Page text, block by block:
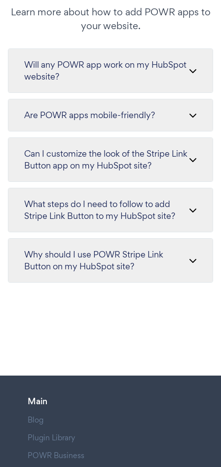
Learn more about how to add POWR apps to
your website.
Will any POWR app work on my HubSpot
website?
Are POWR apps mobile-friendly?
Can I customize the look of the Stripe Link
Button app on my HubSpot site?
What steps do I need to follow to add
Stripe Link Button to my HubSpot site?
Why should I use POWR Stripe Link
Button on my HubSpot site?
Main
Blog
Plugin Library
POWR Business